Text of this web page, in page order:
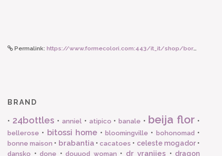
Permalink: https://www.formecolori.com:443/it_it/shop/borse_e_zaini/borse/susan_bijl_the_new_bum_bag_greenscreen_coral_small/5995
BRAND
• 24bottles • anniel• atipico •banale • beija flor •
bellerose • bitossi home • bloomingville • bohonomad •
bonne maison • brabantia•cacatoes • celeste mogador•
dansko • done • douuod woman • dr vranjies • dragon